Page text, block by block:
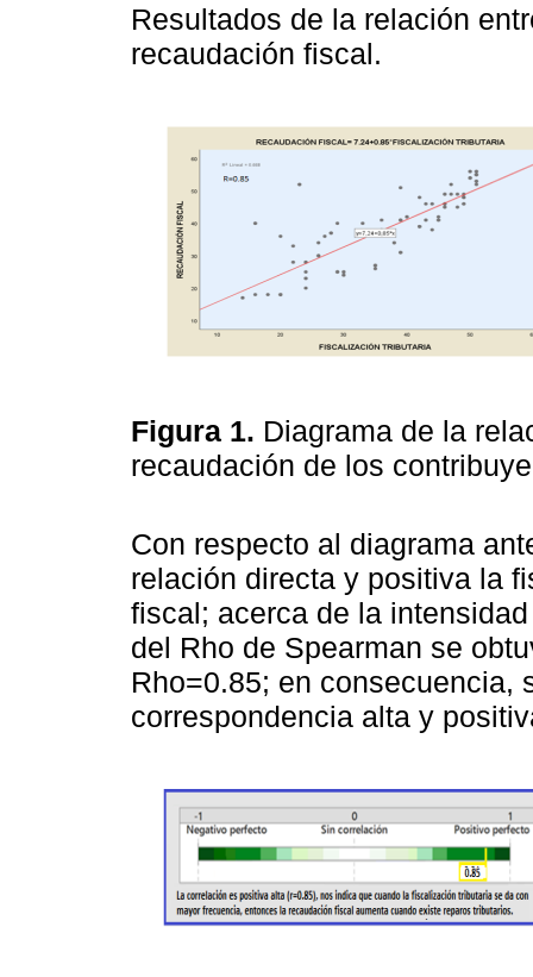
Resultados de la relación
recaudación fiscal.
Figura 1. Diagrama de la
recaudación de los
Con respecto al diagrama
relación directa y positiva la
fiscal; acerca de la
del Rho de Spearman se
Rho=0.85; en consecuencia,
correspondencia alta y